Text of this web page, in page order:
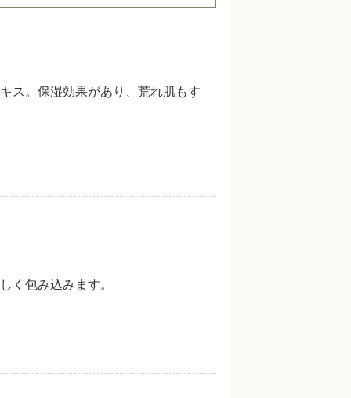
ス。保湿効果があり、荒れ肌もす
く包み込みます。